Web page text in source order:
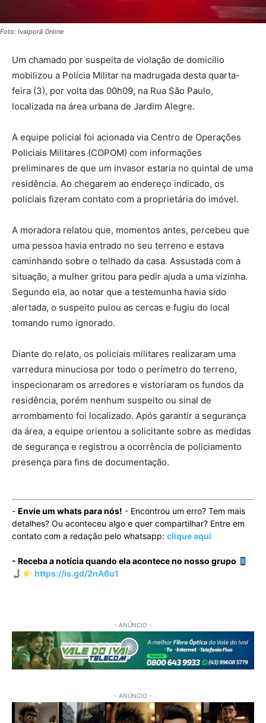
Foto: Ivaiporã Online
Um chamado por suspeita de violação de domicílio
mobilizou a Polícia Militar na madrugada desta quarta-
feira (3), por volta das 00h09, na Rua São Paulo,
localizada na área urbana de Jardim Alegre.
A equipe policial foi acionada via Centro de Operações
Policiais Militares (COPOM) com informações
preliminares de que um invasor estaria no quintal de uma
residência. Ao chegarem ao endereço indicado, os
policiais fizeram contato com a proprietária do imóvel.
A moradora relatou que, momentos antes, percebeu que
uma pessoa havia entrado no seu terreno e estava
caminhando sobre o telhado da casa. Assustada com a
situação, a mulher gritou para pedir ajuda a uma vizinha.
Segundo ela, ao notar que a testemunha havia sido
alertada, o suspeito pulou as cercas e fugiu do local
tomando rumo ignorado.
Diante do relato, os policiais militares realizaram uma
varredura minuciosa por todo o perímetro do terreno,
inspecionaram os arredores e vistoriaram os fundos da
residência, porém nenhum suspeito ou sinal de
arrombamento foi localizado. Após garantir a segurança
da área, a equipe orientou a solicitante sobre as medidas
de segurança e registrou a ocorrência de policiamento
presença para fins de documentação.
- Envie um whats para nós! - Encontrou um erro? Tem mais
detalhes? Ou aconteceu algo e quer compartilhar? Entre em
contato com a redação pelo whatsapp: clique aqui
- Receba a notícia quando ela acontece no nosso grupo
https://is.gd/2nA6u1
- ANÚNCIO -
- ANÚNCIO -